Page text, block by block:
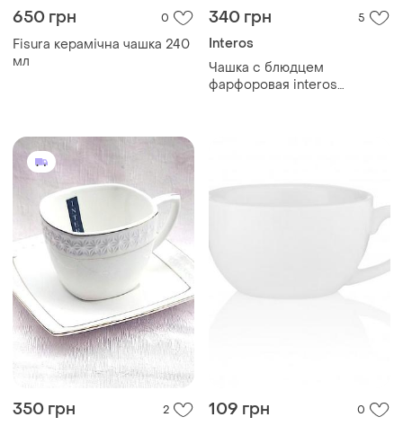
650 грн 0
Fisura керамічна чашка 240
мл
340 грн 5
Interos
Чашка с блюдцем
фарфоровая interos
350 грн 2 109 грн 0